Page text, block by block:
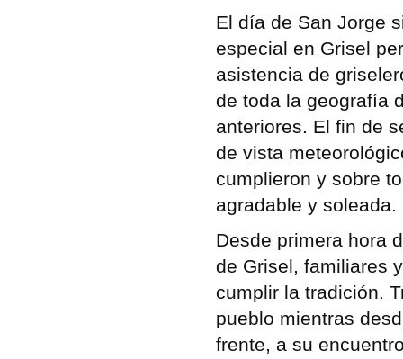
El día de San Jorge
especial en Grisel
asistencia de
de toda la geografía
anteriores. El fin de
de vista
cumplieron y sobre
agradable y soleada.
Desde primera hora
de Grisel, familiares
cumplir la tradición.
pueblo mientras
frente, a su